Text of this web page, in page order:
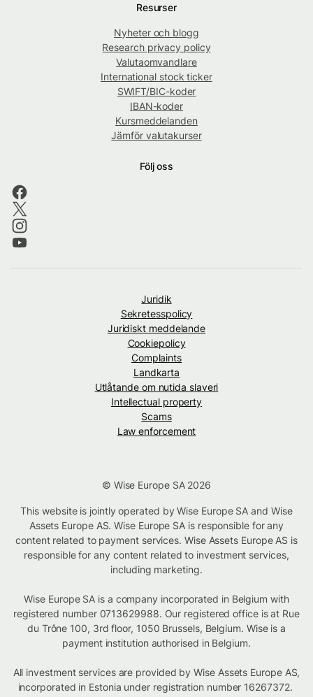
Resurser
Nyheter och blogg
Research privacy policy
Valutaomvandlare
International stock ticker
SWIFT/BIC-koder
IBAN-koder
Kursmeddelanden
Jämför valutakurser
Följ oss
Juridik
Sekretesspolicy
Juridiskt meddelande
Cookiepolicy
Complaints
Landkarta
Utlåtande om nutida slaveri
Intellectual property
Scams
Law enforcement
© Wise Europe SA 2026
This website is jointly operated by Wise Europe SA and Wise
Assets Europe AS. Wise Europe SA is responsible for any
content related to payment services. Wise Assets Europe AS is
responsible for any content related to investment services,
including marketing.
Wise Europe SA is a company incorporated in Belgium with
registered number 0713629988. Our registered office is at Rue
du Trône 100, 3rd floor, 1050 Brussels, Belgium. Wise is a
payment institution authorised in Belgium.
All investment services are provided by Wise Assets Europe AS,
incorporated in Estonia under registration number 16267372.